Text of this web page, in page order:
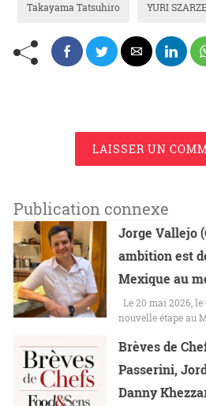
Takayama Tatsuhiro YURI
LAISSER UN
Publication connexe
Jorge Vallejo
ambition est
Mexique au
Le 20 mai 2026,
nouvelle étape au
Brèves de
Passerini,
Danny